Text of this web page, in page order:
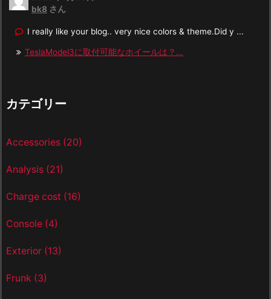
bk8 さん
I really like your blog.. very nice colors & theme.Did y ...
TeslaModel3に取付可能なホイールは？...
カテゴリー
Accessories (20)
Analysis (21)
Charge cost (16)
Console (4)
Exterior (13)
Frunk (3)